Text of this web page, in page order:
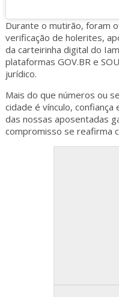
Durante o mutirão, foram
verificação de holerites,
da carteirinha digital do
plataformas GOV.BR e
jurídico.
Mais do que números ou
cidade é vínculo, confiança
das nossas aposentadas
compromisso se reafirma